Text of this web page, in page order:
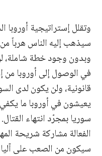
وتقلل إستراتيجية أوروبا
سيذهب إليه الناس هرباً
وبدون وجود خطة شاملة،
في الوصول إلى أوروبا من
قانونية، ولن يكون لدى
يعيشون في أوروبا ما
سوريا بمجرّد انتهاء
الفعالة مشاركة شريحة
سيكون من الصعب على